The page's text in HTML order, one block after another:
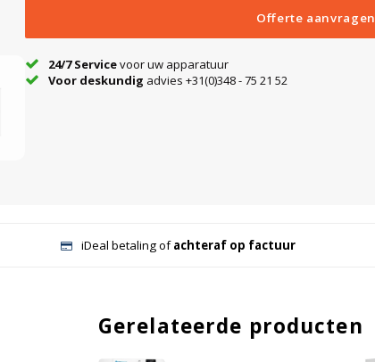
Offerte aanvragen
24/7 Servicevoor uw apparatuur
Voor deskundig advies +31(0)348 - 75 21 52
iDeal betaling ofachteraf op factuur
Gerelateerde producten